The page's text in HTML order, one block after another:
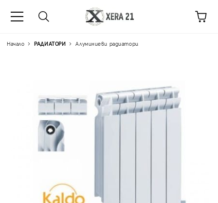
Начало РАДИАТОРИ Алуминиеви радиатори
Цена на продукта: